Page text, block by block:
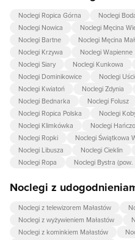
Noclegi Ropica Górna Noclegi
Noclegi Nowica
Noclegi Męcina
Noclegi Bartne
Noclegi Męcina
Noclegi Krzywa
Noclegi Wapienne
Noclegi Siary
Noclegi Kunkowa
Noclegi Dominikowice
Noclegi
Noclegi Kwiatoń
Noclegi Zdynia
Noclegi Bednarka
Noclegi Folusz
Noclegi Ropica Polska
Noclegi
Noclegi Klimkówka
Noclegi
Noclegi Ropki
Noclegi Świątkowa
Noclegi Libusza
Noclegi Cieklin
Noclegi Ropa
Noclegi Bystra (pow.
Noclegi z
Noclegi z telewizorem Małastów
Noclegi z wyżywieniem Małastów
Noclegi z kominkiem Małastów